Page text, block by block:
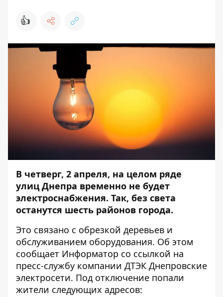
👍
В четверг, 2 апреля, на целом ряде
улиц Днепра временно не будет
электроснабжения. Так, без света
останутся шесть районов города.
Это связано с обрезкой деревьев и
обслуживанием оборудования. Об этом
сообщает Информатор со ссылкой на
пресс-службу компании ДТЭК Днепровские
электросети. Под отключение попали
жители следующих адресов: